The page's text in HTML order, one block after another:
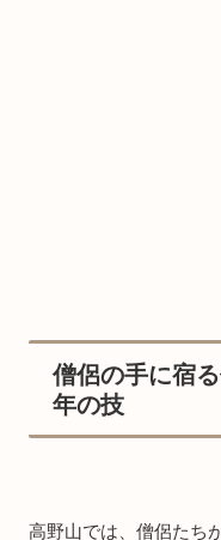
僧侶の手に宿
年の技
高野山では、僧侶たち